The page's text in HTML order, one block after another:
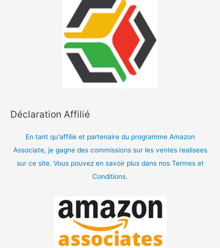
Déclaration Affilié
En tant qu'affilie et partenaire du programme Amazon
Associate, je gagne des commissions sur les ventes realisees
sur ce site. Vous pouvez en savoir plus dans nos Termes et
Conditions.